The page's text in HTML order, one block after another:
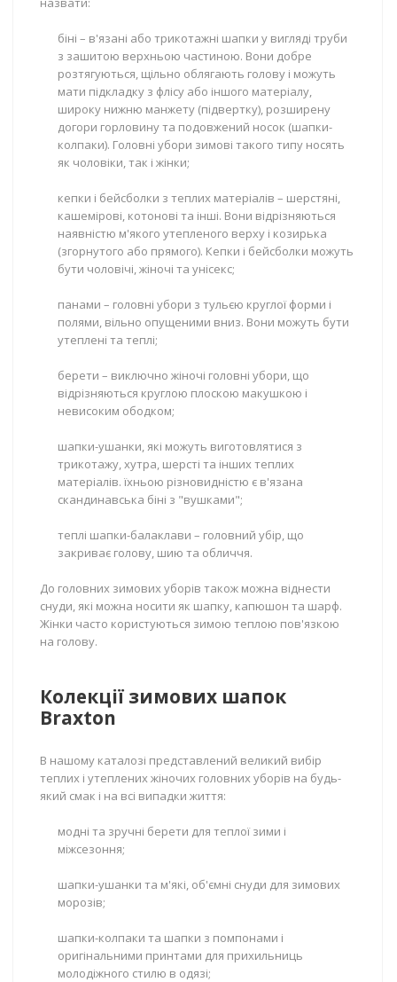
біні – в'язані або трикотажні шапки у вигляді труби
з зашитою верхньою частиною. Вони добре
розтягуються, щільно облягають голову і можуть
мати підкладку з флісу або іншого матеріалу,
широку нижню манжету (підвертку), розширену
догори горловину та подовжений носок (шапки-
колпаки). Головні убори зимові такого типу носять
як чоловіки, так і жінки;
кепки і бейсболки з теплих матеріалів – шерстяні,
кашемірові, котонові та інші. Вони відрізняються
наявністю м'якого утепленого верху і козирька
(згорнутого або прямого). Кепки і бейсболки можуть
бути чоловічі, жіночі та унісекс;
панами – головні убори з тульєю круглої форми і
полями, вільно опущеними вниз. Вони можуть бути
утеплені та теплі;
берети – виключно жіночі головні убори, що
відрізняються круглою плоскою макушкою і
невисоким ободком;
шапки-ушанки, які можуть виготовлятися з
трикотажу, хутра, шерсті та інших теплих
матеріалів. їхньою різновидністю є в'язана
скандинавська біні з "вушками";
теплі шапки-балаклави – головний убір, що
закриває голову, шию та обличчя.
До головних зимових уборів також можна віднести
снуди, які можна носити як шапку, капюшон та шарф.
Жінки часто користуються зимою теплою пов'язкою
на голову.
Колекції зимових шапок
Braxton
В нашому каталозі представлений великий вибір
теплих і утеплених жіночих головних уборів на будь-
який смак і на всі випадки життя:
модні та зручні берети для теплої зими і
міжсезоння;
шапки-ушанки та м'які, об'ємні снуди для зимових
морозів;
шапки-колпаки та шапки з помпонами і
оригінальними принтами для прихильниць
молодіжного стилю в одязі;